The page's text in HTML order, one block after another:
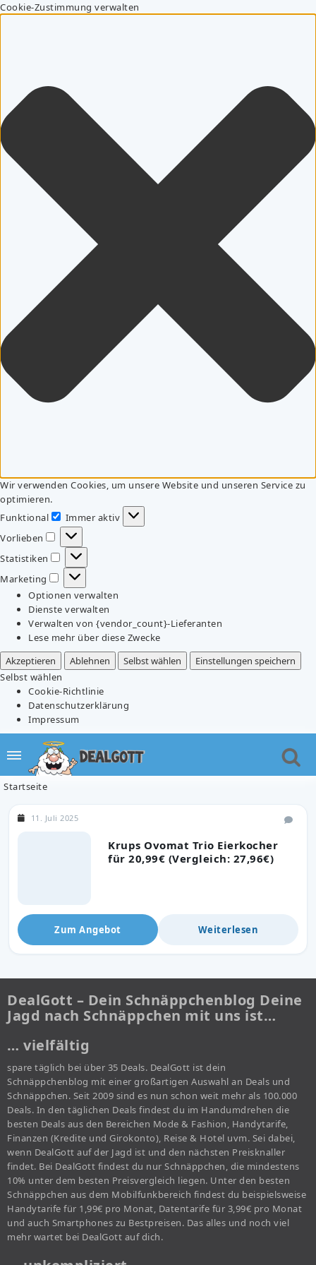
Cookie-Zustimmung verwalten
Wir verwenden Cookies, um unsere Website und unseren Service zu
optimieren.
Funktional
Funktional
Immer aktiv
Vorlieben
Vorlieben
Statistiken
Statistiken
Marketing
Marketing
Optionen verwalten
Dienste verwalten
Verwalten von {vendor_count}-Lieferanten
Lese mehr über diese Zwecke
Akzeptieren
Ablehnen Selbst wählen
Einstellungen speichern
Selbst wählen
Cookie-Richtlinie
Datenschutzerklärung
Impressum
Startseite
Krups Ovomat Trio Eierkocher
für 20,99€ (Vergleich: 27,96€)
11. Juli 2025
Zum Angebot Weiterlesen
DealGott – Dein Schnäppchenblog Deine
Jagd nach Schnäppchen mit uns ist…
… vielfältig
spare täglich bei über 35 Deals. DealGott ist dein
Schnäppchenblog mit einer großartigen Auswahl an Deals und
Schnäppchen. Seit 2009 sind es nun schon weit mehr als 100.000
Deals. In den täglichen Deals findest du im Handumdrehen die
besten Deals aus den Bereichen Mode & Fashion, Handytarife,
Finanzen (Kredite und Girokonto), Reise & Hotel uvm. Sei dabei,
wenn DealGott auf der Jagd ist und den nächsten Preisknaller
findet. Bei DealGott findest du nur Schnäppchen, die mindestens
10% unter dem besten Preisvergleich liegen. Unter den besten
Schnäppchen aus dem Mobilfunkbereich findest du beispielsweise
Handytarife für 1,99€ pro Monat, Datentarife für 3,99€ pro Monat
und auch Smartphones zu Bestpreisen. Das alles und noch viel
mehr wartet bei DealGott auf dich.